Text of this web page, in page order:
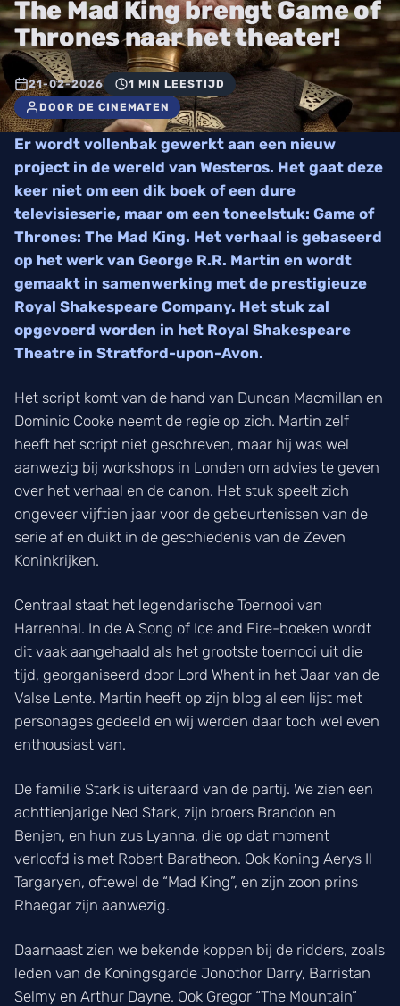
The Mad King brengt Game of
Thrones naar het theater!
21-02-2026
1 MIN LEESTIJD
DOOR DE CINEMATEN
Er wordt vollenbak gewerkt aan een nieuw
project in de wereld van Westeros. Het gaat deze
keer niet om een dik boek of een dure
televisieserie, maar om een toneelstuk: Game of
Thrones: The Mad King. Het verhaal is gebaseerd
op het werk van George R.R. Martin en wordt
gemaakt in samenwerking met de prestigieuze
Royal Shakespeare Company. Het stuk zal
opgevoerd worden in het Royal Shakespeare
Theatre in Stratford-upon-Avon.
Het script komt van de hand van Duncan Macmillan en
Dominic Cooke neemt de regie op zich. Martin zelf
heeft het script niet geschreven, maar hij was wel
aanwezig bij workshops in Londen om advies te geven
over het verhaal en de canon. Het stuk speelt zich
ongeveer vijftien jaar voor de gebeurtenissen van de
serie af en duikt in de geschiedenis van de Zeven
Koninkrijken.
Centraal staat het legendarische Toernooi van
Harrenhal. In de A Song of Ice and Fire-boeken wordt
dit vaak aangehaald als het grootste toernooi uit die
tijd, georganiseerd door Lord Whent in het Jaar van de
Valse Lente. Martin heeft op zijn blog al een lijst met
personages gedeeld en wij werden daar toch wel even
enthousiast van.
De familie Stark is uiteraard van de partij. We zien een
achttienjarige Ned Stark, zijn broers Brandon en
Benjen, en hun zus Lyanna, die op dat moment
verloofd is met Robert Baratheon. Ook Koning Aerys II
Targaryen, oftewel de “Mad King”, en zijn zoon prins
Rhaegar zijn aanwezig.
Daarnaast zien we bekende koppen bij de ridders, zoals
leden van de Koningsgarde Jonothor Darry, Barristan
Selmy en Arthur Dayne. Ook Gregor “The Mountain”